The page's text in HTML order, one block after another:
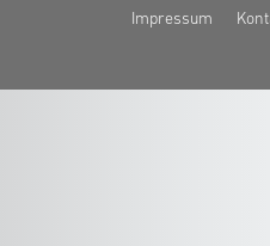
Impressum